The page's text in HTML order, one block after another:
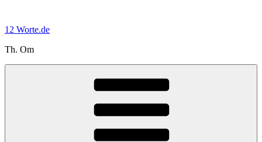
springen
12 Worte.de
Th. Om